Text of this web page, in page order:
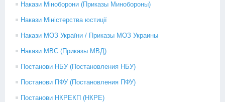
Накази Міноборони (Приказы Минобороны)
Накази Міністерства юстиції
Накази МОЗ України / Приказы МОЗ Украины
Накази МВС (Приказы МВД)
Постанови НБУ (Постановления НБУ)
Постанови ПФУ (Постановления ПФУ)
Постанови НКРЕКП (НКРЕ)